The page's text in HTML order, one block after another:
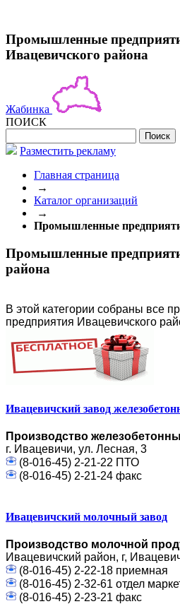
Промышленные
Ивацевичского района
Жабинка
ПОИСК
Разместить рекламу
Главная страница
→
Каталог организаций
→
Промышленные
Промышленные
района
В этой категории собраны все
предприятия Ивацевичского
Ивацевичский завод
Производство
г. Ивацевичи, ул. Лесная, 3
(8-016-45) 2-21-22 ПТО
(8-016-45) 2-21-24 факс
Ивацевичский молочный завод
Производство молочной
Ивацевичский район, г,
(8-016-45) 2-22-18 приемная
(8-016-45) 2-32-61 отдел
(8-016-45) 2-23-21 факс